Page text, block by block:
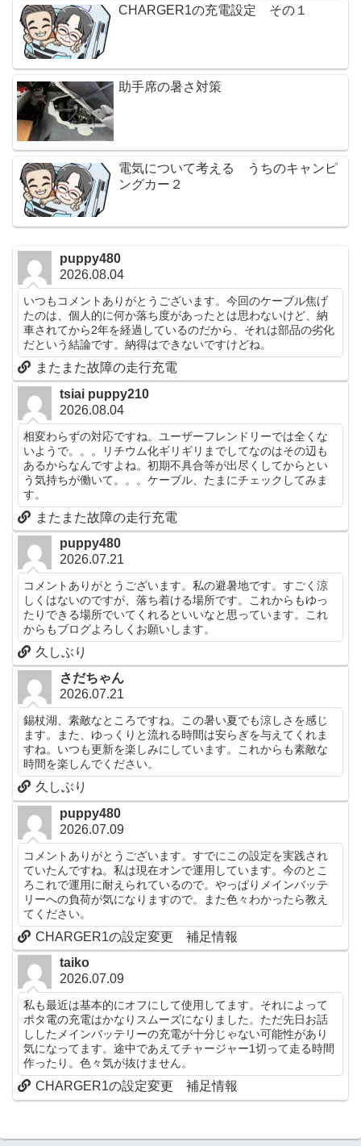
CHARGER1の充電設定 その１
助手席の暑さ対策
電気について考える うちのキャンピ
ングカー２
puppy480
2026.08.04
いつもコメントありがとうございます。今回のケーブル焦げ
たのは、個人的に何か落ち度があったとは思わないけど、納
車されてから2年を経過しているのだから、それは部品の劣化
だという結論です。納得はできないですけどね。
またまた故障の走行充電
tsiai puppy210
2026.08.04
相変わらずの対応ですね。ユーザーフレンドリーでは全くな
いようで。。。リチウム化ギリギリまでしてなのはその辺も
あるからなんですよね。初期不具合等が出尽くしてからとい
う気持ちが働いて。。。ケーブル、たまにチェックしてみま
す。
またまた故障の走行充電
puppy480
2026.07.21
コメントありがとうございます。私の避暑地です。すごく涼
しくはないのですが、落ち着ける場所です。これからもゆっ
たりできる場所でいてくれるといいなと思っています。これ
からもブログよろしくお願いします。
久しぶり
さだちゃん
2026.07.21
錫杖湖、素敵なところですね。この暑い夏でも涼しさを感じ
ます。また、ゆっくりと流れる時間は安らぎを与えてくれま
すね。いつも更新を楽しみにしています。これからも素敵な
時間を楽しんでください。
久しぶり
puppy480
2026.07.09
コメントありがとうございます。すでにこの設定を実践され
ていたんですね。私は現在オンで運用しています。今のとこ
ろこれで運用に耐えられているので。やっぱりメインバッテ
リーへの負荷が気になりますので。また色々わかったら教え
てください。
CHARGER1の設定変更 補足情報
taiko
2026.07.09
私も最近は基本的にオフにして使用してます。それによって
ポタ電の充電はかなりスムーズになりました。ただ先日お話
ししたメインバッテリーの充電が十分じゃない可能性があり
気になってます。途中であえてチャージャー1切って走る時間
作ったり。色々気が抜けません。
CHARGER1の設定変更 補足情報